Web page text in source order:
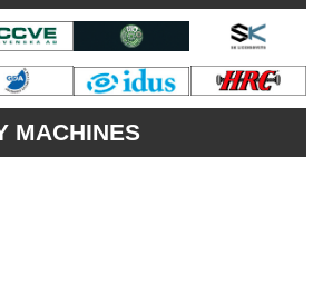
MACHINES